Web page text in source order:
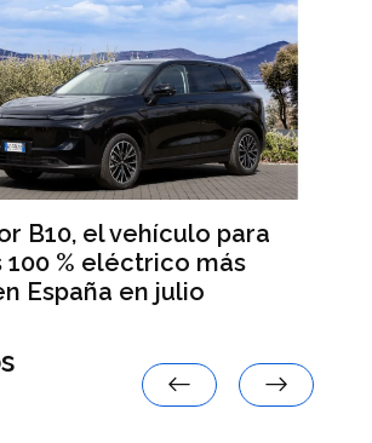
B10, el vehículo para
100 % eléctrico más
España en julio